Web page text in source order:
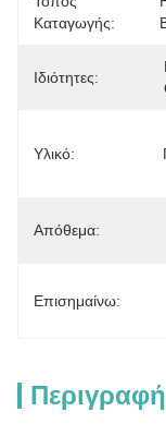
Καταγωγής:
Ιδιότητες:
Υλικό:
Απόθεμα:
Επισημαίνω: